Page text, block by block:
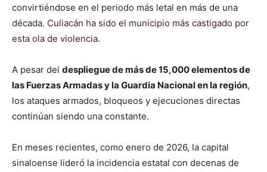
convirtiéndose en el periodo más letal en más de una
década. Culiacán ha sido el municipio más castigado por
esta ola de violencia.
A pesar del despliegue de más de 15,000 elementos de
las Fuerzas Armadas y la Guardia Nacional en la región,
los ataques armados, bloqueos y ejecuciones directas
continúan siendo una constante.
En meses recientes, como enero de 2026, la capital
sinaloense lideró la incidencia estatal con decenas de